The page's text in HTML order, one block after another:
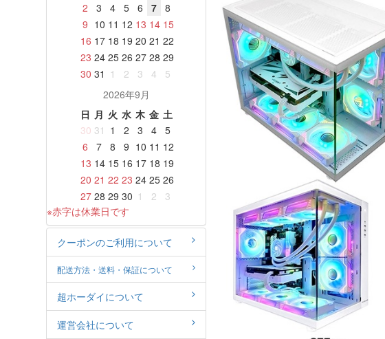
2
3 4 5 6 7
8
9 10 11 12 13 14 15
16 17 18 19 20 21 22
23 24 25 26 27 28 29
30 31 1 2 3 4
5
2026年9月
日 月 火 水 木 金 土
30 31 1 2 3 4
5
6
7 8 9 10 11 12
13 14 15 16 17 18 19
20 21 22 23 24 25 26
27 28 29 30 1 2
3
※赤字は休業日です
クーポンのご利用について
配送方法・送料・保証について
超ホーダイについて
運営会社について